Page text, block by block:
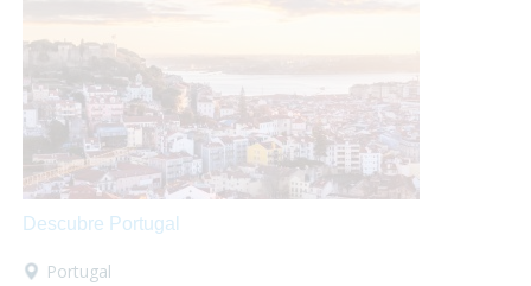
satisfacer todas tus necesidades
el material y la información que requieras para hacer
que estas vacaciones sean las mejores que puedas
tener! Así que escápate a conocer Japón y, ¡Sólo disfruta!
Descubre Portugal
Portugal